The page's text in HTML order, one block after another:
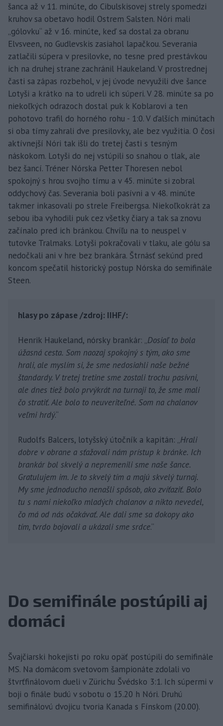
šanca až v 11. minúte, do Cibulskisovej strely spomedzi
kruhov sa obetavo hodil Ostrem Salsten. Nóri mali
„gólovku“ až v 16. minúte, keď sa dostal za obranu
Elvsveen, no Gudlevskis zasiahol lapačkou. Severania
zatlačili súpera v presilovke, no tesne pred prestávkou
ich na druhej strane zachránil Haukeland. V prostrednej
časti sa zápas rozbehol, v jej úvode nevyužili dve šance
Lotyši a krátko na to udreli ich súperi. V 28. minúte sa po
niekoľkých odrazoch dostal puk k Koblarovi a ten
pohotovo trafil do horného rohu - 1:0. V ďalších minútach
si oba tímy zahrali dve presilovky, ale bez využitia. O čosi
aktívnejší Nóri tak išli do tretej časti s tesným
náskokom. Lotyši do nej vstúpili so snahou o tlak, ale
bez šancí. Tréner Nórska Petter Thoresen nebol
spokojný s hrou svojho tímu a v 45. minúte si zobral
oddychový čas. Severania boli pasívni a v 48. minúte
takmer inkasovali po strele Freibergsa. Niekoľkokrát za
sebou iba vyhodili puk cez všetky čiary a tak sa znovu
začínalo pred ich bránkou. Chvíľu na to neuspel v
tutovke Tralmaks. Lotyši pokračovali v tlaku, ale gólu sa
nedočkali ani v hre bez brankára. Štrnásť sekúnd pred
koncom spečatil historický postup Nórska do semifinále
Steen.
hlasy po zápase /zdroj: IIHF/:
Henrik Haukeland, nórsky brankár: „Dosiaľ to bola
úžasná cesta. Som naozaj spokojný s tým, ako sme
hrali, ale myslím si, že sme nedosiahli naše bežné
štandardy. V tretej tretine sme zostali trochu pasívni,
ale dnes tiež bolo prvýkrát na turnaji to, že sme mali
čo stratiť. Ale bolo to neuveriteľné. Som na chalanov
veľmi hrdý.“
Rudolfs Balcers, lotyšský útočník a kapitán: „Hrali
dobre v obrane a sťažovali nám prístup k bránke. Ich
brankár bol skvelý a nepremenili sme naše šance.
Gratulujem im. Je to skvelý tím a majú skvelý turnaj.
My sme jednoducho nenašli spôsob, ako zvíťaziť. Bolo
tu s nami niekoľko mladých chalanov a nikto nevedel,
čo má od nás očakávať. Ale dali sme sa dokopy ako
tím, tvrdo bojovali a ukázali sme srdce.“
Do semifinále postúpili aj
domáci
Švajčiarski hokejisti po roku opäť postúpili do semifinále
MS. Na domácom svetovom šampionáte zdolali vo
štvrťfinálovom dueli v Zürichu Švédsko 3:1. Ich súpermi v
boji o finále budú v sobotu o 15.20 h Nóri. Druhú
semifinálovú dvojicu tvoria Kanada s Fínskom (20.00).